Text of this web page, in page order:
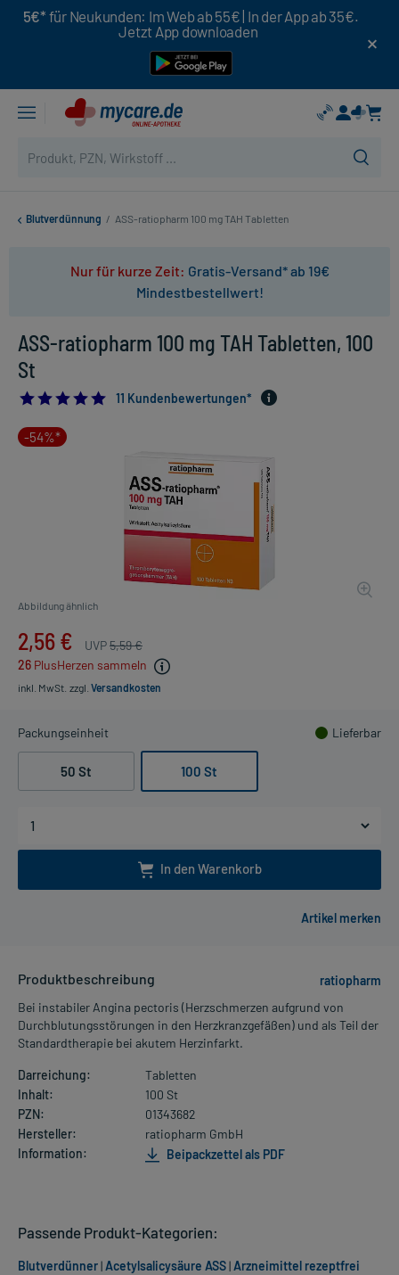
5€* für Neukunden: Im Web ab 55€ | In der App ab 35€.
Jetzt App downloaden
Blutverdünnung / ASS-ratiopharm 100 mg TAH Tabletten
Nur für kurze Zeit: Gratis-Versand* ab 19€
Mindestbestellwert!
ASS-ratiopharm 100 mg TAH Tabletten, 100
St
4.909090909090909
11 Kundenbewertungen*
-54%*
Abbildung ähnlich
2,56 € UVP5,59 €
26 PlusHerzen sammeln
inkl. MwSt. zzgl. Versandkosten
Packungseinheit Lieferbar
50 St 100 St
In den Warenkorb
Produktbeschreibung
ratiopharm
Bei instabiler Angina pectoris (Herzschmerzen aufgrund von
Durchblutungsstörungen in den Herzkranzgefäßen) und als Teil der
Standardtherapie bei akutem Herzinfarkt.
Darreichung:
Tabletten
Inhalt:
100 St
PZN:
01343682
Hersteller:
ratiopharm GmbH
Information:
Beipackzettel als PDF
Passende Produkt-Kategorien:
Blutverdünner|Acetylsalicysäure ASS|Arzneimittel rezeptfrei